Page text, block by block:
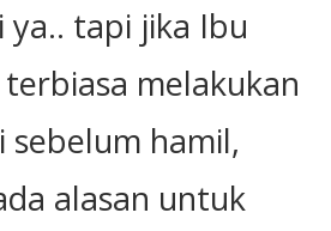
tapi jika Ibu
melakukan
hamil,
alasan untuk